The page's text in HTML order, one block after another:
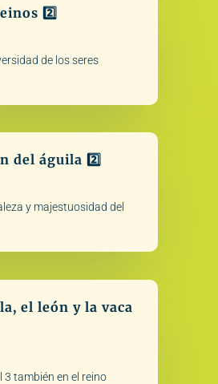
2️⃣
de los seres
del águila 2️⃣
y majestuosidad del
el león y la vaca
3 también en el reino